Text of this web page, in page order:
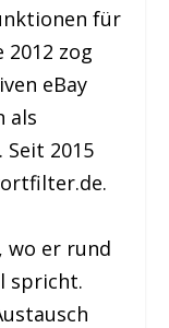
für
2012 zog
eBay
als
2015
wo er rund
spricht.